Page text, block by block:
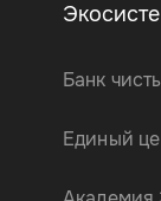
Банк
Единый